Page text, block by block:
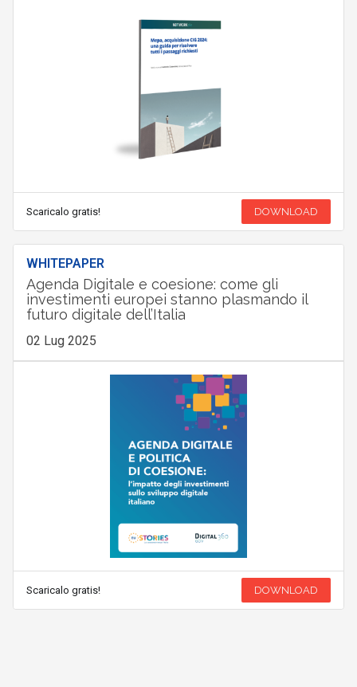
Scaricalo gratis! DOWNLOAD
WHITEPAPER
Agenda Digitale e coesione: come gli
investimenti europei stanno plasmando il
futuro digitale dell’Italia
02 Lug 2025
Scaricalo gratis! DOWNLOAD